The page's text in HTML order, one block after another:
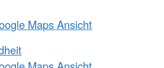
Maps Ansicht